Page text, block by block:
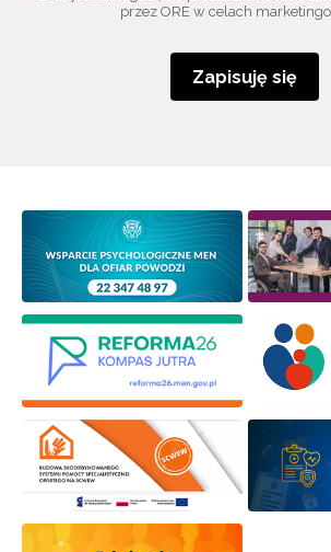
przez ORE w celach
Zapisuję się